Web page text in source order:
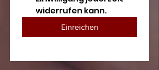
widerrufen kann.
Einreichen